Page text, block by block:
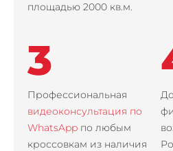
площадью 2000 кв.м.
3
Профессиональная
видеоконсультация по
WhatsApp по любым
кроссовкам из наличия